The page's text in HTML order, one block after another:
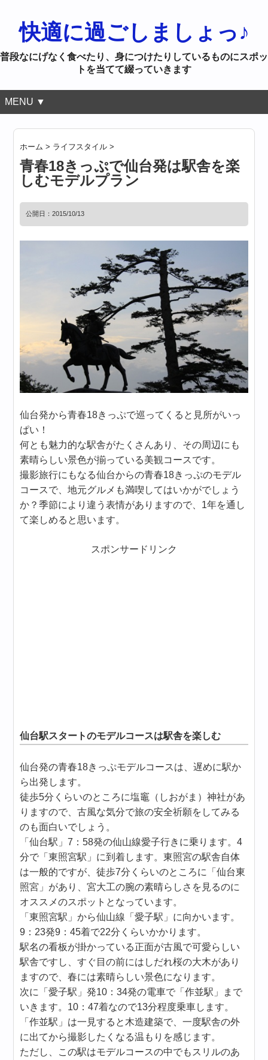
快適に過ごしましょっ♪
普段なにげなく食べたり、身につけたりしているものにスポッ
トを当てて綴っていきます
MENU ▼
ホーム > ライフスタイル >
青春18きっぷで仙台発は駅舎を楽
しむモデルプラン
公開日：2015/10/13
仙台発から青春18きっぷで巡ってくると見所がいっ
ぱい！
何とも魅力的な駅舎がたくさんあり、その周辺にも
素晴らしい景色が揃っている美観コースです。
撮影旅行にもなる仙台からの青春18きっぷのモデル
コースで、地元グルメも満喫してはいかがでしょう
か？季節により違う表情がありますので、1年を通し
て楽しめると思います。
スポンサードリンク
仙台駅スタートのモデルコースは駅舎を楽しむ
仙台発の青春18きっぷモデルコースは、遅めに駅か
ら出発します。
徒歩5分くらいのところに塩竈（しおがま）神社があ
りますので、古風な気分で旅の安全祈願をしてみる
のも面白いでしょう。
「仙台駅」7：58発の仙山線愛子行きに乗ります。4
分で「東照宮駅」に到着します。東照宮の駅舎自体
は一般的ですが、徒歩7分くらいのところに「仙台東
照宮」があり、宮大工の腕の素晴らしさを見るのに
オススメのスポットとなっています。
「東照宮駅」から仙山線「愛子駅」に向かいます。
9：23発9：45着で22分くらいかかります。
駅名の看板が掛かっている正面が古風で可愛らしい
駅舎ですし、すぐ目の前にはしだれ桜の大木があり
ますので、春には素晴らしい景色になります。
次に「愛子駅」発10：34発の電車で「作並駅」まで
いきます。10：47着なので13分程度乗車します。
「作並駅」は一見すると木造建築で、一度駅舎の外
に出てから撮影したくなる温もりを感じます。
ただし、この駅はモデルコースの中でもスリルのあ